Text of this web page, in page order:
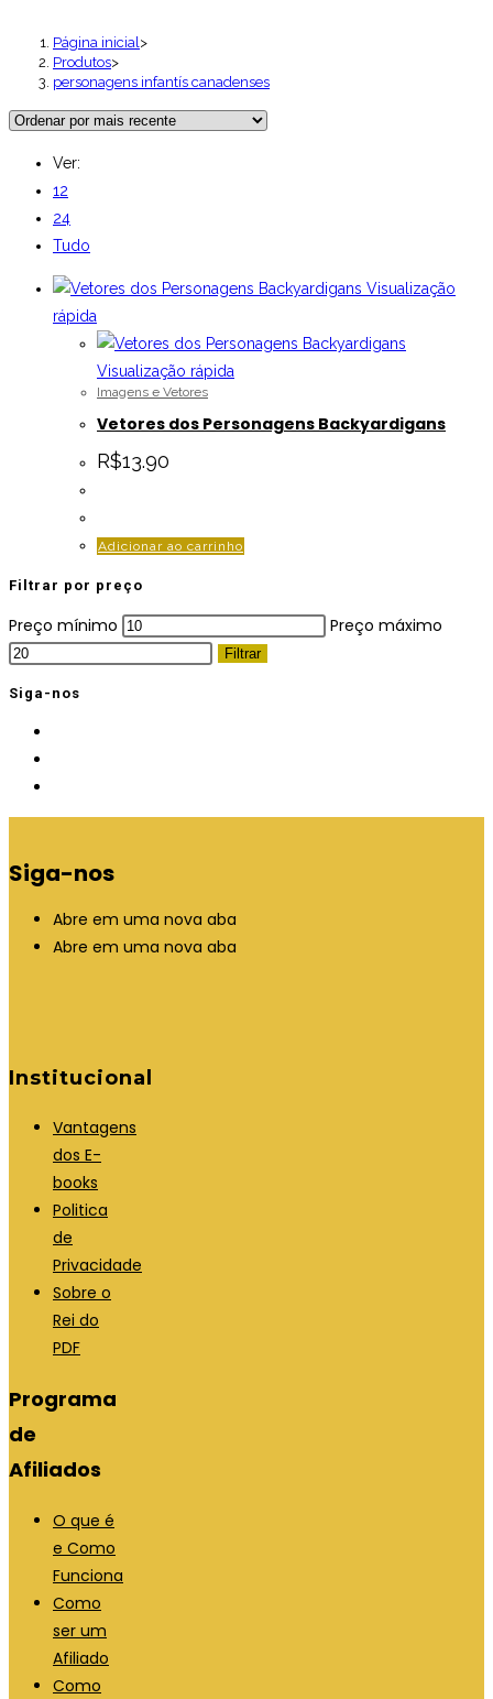
Página inicial >
Produtos>
personagens infantís canadenses
Ver:
12
24
Tudo
Visualização
rápida
Visualização rápida
Imagens e Vetores
Vetores dos Personagens Backyardigans
R$13.90
Adicionar ao carrinho
Filtrar por preço
Preço mínimo Preço máximo
Filtrar
Siga-nos
Siga-nos
Abre em uma nova aba
Abre em uma nova aba
Institucional
Vantagens
dos E-
books
Politica
de
Privacidade
Sobre o
Rei do
PDF
Programa
de
Afiliados
O que é
e Como
Funciona
Como
ser um
Afiliado
Como